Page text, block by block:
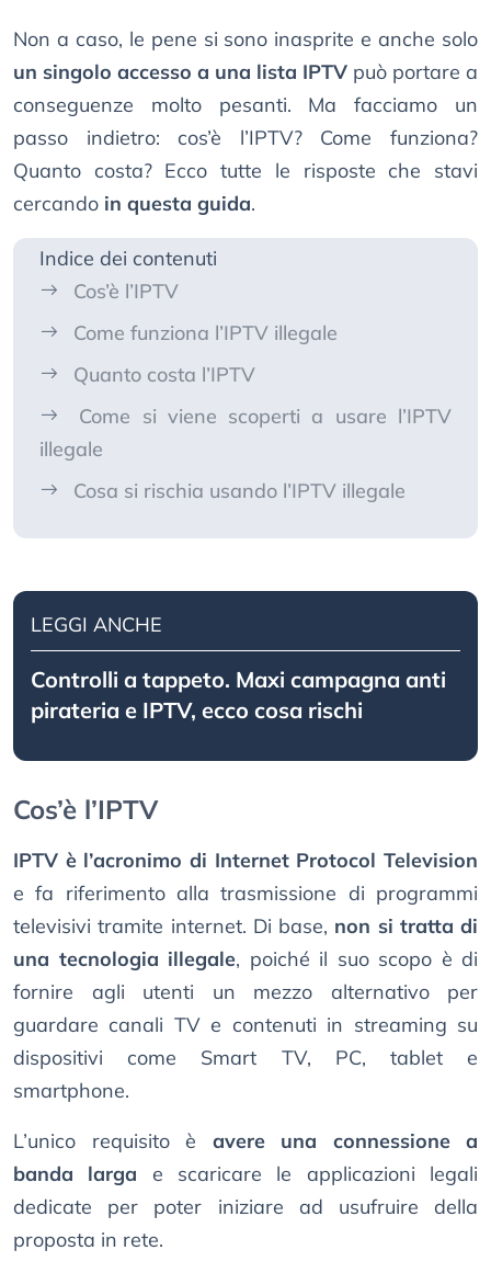
Non a caso, le pene si sono inasprite e anche solo
un singolo accesso a una lista IPTV può portare a
conseguenze molto pesanti. Ma facciamo un
passo indietro: cos’è l’IPTV? Come funziona?
Quanto costa? Ecco tutte le risposte che stavi
cercando in questa guida.
Indice dei contenuti
Cos’è l’IPTV
Come funziona l’IPTV illegale
Quanto costa l’IPTV
Come si viene scoperti a usare l’IPTV
illegale
Cosa si rischia usando l’IPTV illegale
LEGGI ANCHE
Controlli a tappeto. Maxi campagna anti
pirateria e IPTV, ecco cosa rischi
Cos’è l’IPTV
IPTV è l’acronimo di Internet Protocol Television
e fa riferimento alla trasmissione di programmi
televisivi tramite internet. Di base, non si tratta di
una tecnologia illegale, poiché il suo scopo è di
fornire agli utenti un mezzo alternativo per
guardare canali TV e contenuti in streaming su
dispositivi come Smart TV, PC, tablet e
smartphone.
L’unico requisito è avere una connessione a
banda larga e scaricare le applicazioni legali
dedicate per poter iniziare ad usufruire della
proposta in rete.